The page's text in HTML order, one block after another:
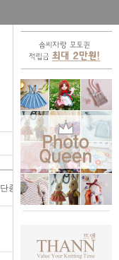
단종SALE50%